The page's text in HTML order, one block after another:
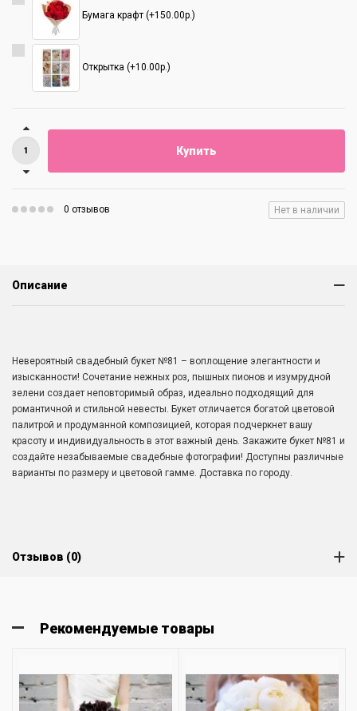
Бумага крафт (+150.00р.)
Открытка (+10.00р.)
Купить
0 отзывов Нет в наличии
Описание
Невероятный свадебный букет №81 – воплощение элегантности и
изысканности! Сочетание нежных роз, пышных пионов и изумрудной
зелени создает неповторимый образ, идеально подходящий для
романтичной и стильной невесты. Букет отличается богатой цветовой
палитрой и продуманной композицией, которая подчеркнет вашу
красоту и индивидуальность в этот важный день. Закажите букет №81 и
создайте незабываемые свадебные фотографии! Доступны различные
варианты по размеру и цветовой гамме. Доставка по городу.
Отзывов (0)
Рекомендуемые товары